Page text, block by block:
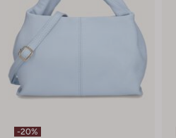
-20%